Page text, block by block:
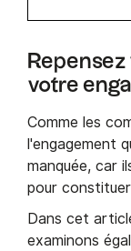
votre
Comme les
l'engagement
manquée, car
pour
Dans cet
examinons